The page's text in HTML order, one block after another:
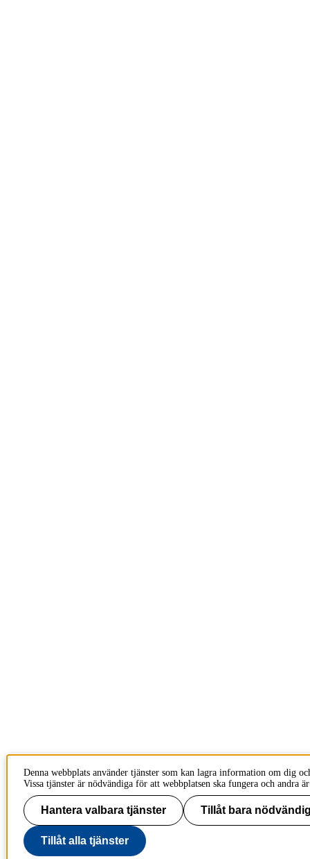
Denna webbplats använder tjänster som kan lagra information om dig
Vissa tjänster är nödvändiga för att webbplatsen ska fungera och andra
Hantera valbara tjänster Tillåt bara
Tillåt alla tjänster